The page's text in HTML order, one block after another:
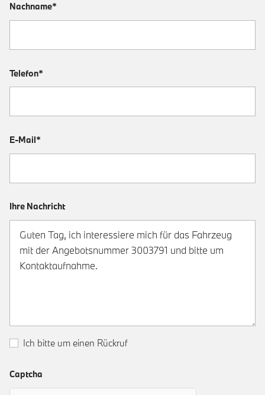
Nachname*
Telefon*
E-Mail*
Ihre Nachricht
Ich bitte um einen Rückruf
Captcha